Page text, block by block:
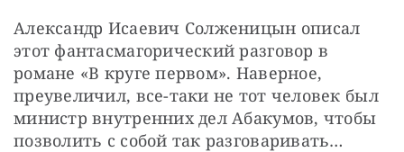
Александр Исаевич Солженицын описал
этот фантасмагорический разговор в
романе «В круге первом». Наверное,
преувеличил, все-таки не тот человек был
министр внутренних дел Абакумов, чтобы
позволить с собой так разговаривать…